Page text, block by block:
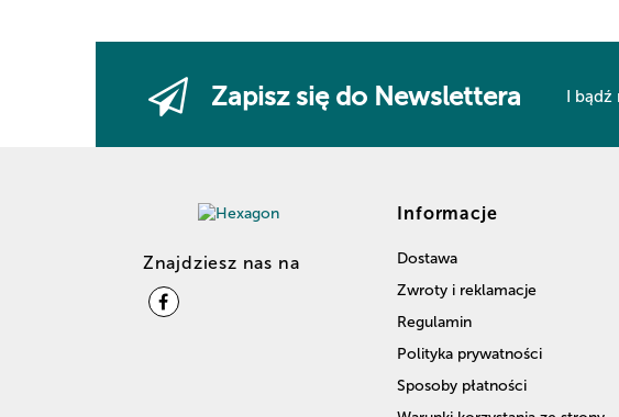
Zapisz się do Newslettera I bądź
Znajdziesz nas na
Informacje
Dostawa
Zwroty i reklamacje
Regulamin
Polityka prywatności
Sposoby płatności